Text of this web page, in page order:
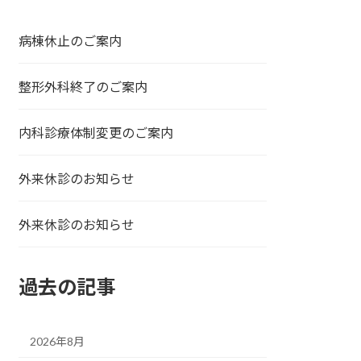
病棟休止のご案内
整形外科終了のご案内
内科診療体制変更のご案内
外来休診のお知らせ
外来休診のお知らせ
過去の記事
2026年8月